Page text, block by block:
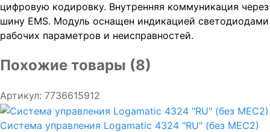
цифровую кодировку. Внутренняя коммуникация через
шину ЕМS. Модуль оснащен индикацией светодиодами
рабочих параметров и неисправностей.
Похожие товары (8)
Артикул: 7736615912
Система управления Logamatic 4324 "RU" (без MEC2)